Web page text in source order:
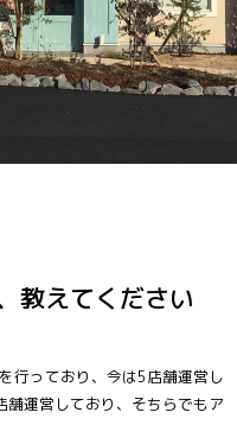
教えてください
行っており、今は5店舗運営し
運営しており、そちらでもア